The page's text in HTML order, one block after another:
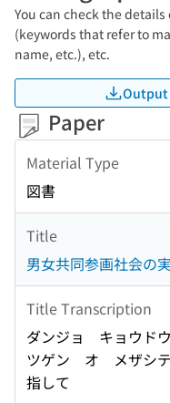
You can check the
(keywords that refer to
name, etc.), etc.
Output
Paper
Material Type
図書
Title
男女共同参画社会の
Title Transcription
ダンジョ キョウ
ツゲン オ メザシテ
指して